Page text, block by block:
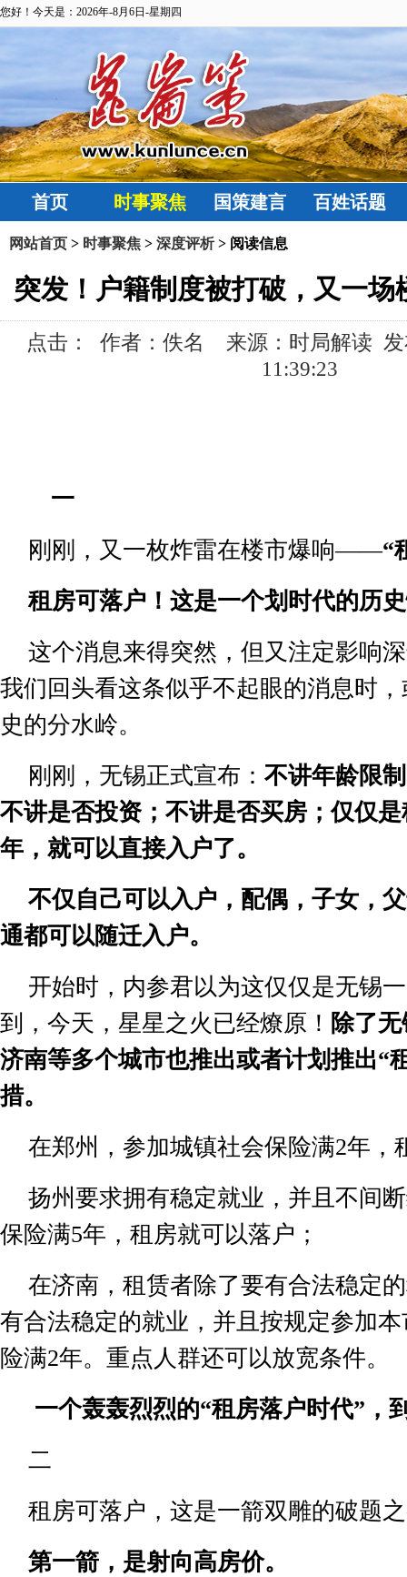
您好！今天是：2026年-8月6日-星期四
首页 时事聚焦 国策建言 百姓话题
网站首页 > 时事聚焦 > 深度评析> 阅读信息
突发！户籍制度被打破，又一场
点击：
作者：佚名 来源：时局解读 发
11:39:23
一
刚刚，又一枚炸雷在楼市爆响——“
租房可落户！这是一个划时代的历
这个消息来得突然，但又注定影响
我们回头看这条似乎不起眼的消息时
史的分水岭。
刚刚，无锡正式宣布：不讲年龄限
不讲是否投资；不讲是否买房；仅仅
年，就可以直接入户了。
不仅自己可以入户，配偶，子女，
通都可以随迁入户。
开始时，内参君以为这仅仅是无锡
到，今天，星星之火已经燎原！ 除了
济南等多个城市也推出或者计划推出“
措。
在郑州，参加城镇社会保险满2年，
扬州要求拥有稳定就业，并且不间
保险满5年，租房就可以落户；
在济南，租赁者除了要有合法稳定
有合法稳定的就业，并且按规定参加
险满2年。重点人群还可以放宽条件。
一个轰轰烈烈的“租房落户时代” ，
二
租房可落户，这是一箭双雕的破题
第一箭，是射向高房价。